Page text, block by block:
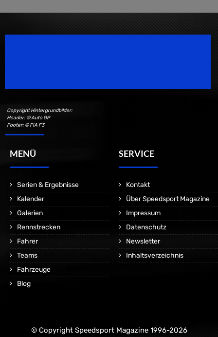
Copyright Hintergrundbilder:
Header: © Auto GP
Footer: © FIA F3
MENÜ
Serien & Ergebnisse
Kalender
Galerien
Rennstrecken
Fahrer
Teams
Fahrzeuge
Blog
SERVICE
Kontakt
Über Speedsport Magazine
Impressum
Datenschutz
Newsletter
Inhaltsverzeichnis
© Copyright Speedsport Magazine 1996-2026